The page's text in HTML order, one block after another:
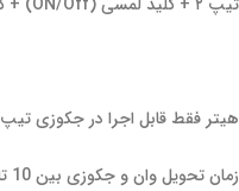
هیتر فقط قابل اجرا در جکوزی تیپ ۳ می‌باشد.
زمان تحویل وان و جکوزی بین 10 تا 14 روز کاری می‌باشد.